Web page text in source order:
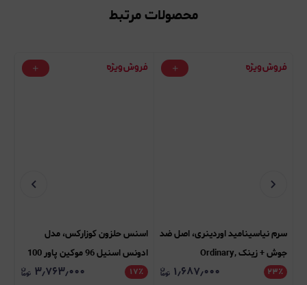
محصولات مرتبط
سرم نیاسینامید اوردینری، اصل ضد
جوش + زینک Ordinary,
Niacinamide 10% + Zinc 1%
۲۳٪ ۱٫۶۸۷٫۰۰۰
اسنس حلزون کوزارکس، مدل
ادونس اسنیل 96 موکین پاور 100
میل Cosrx, Advanced Snail 96۱۷٪ ۳٫۷۶۳٫۰۰۰